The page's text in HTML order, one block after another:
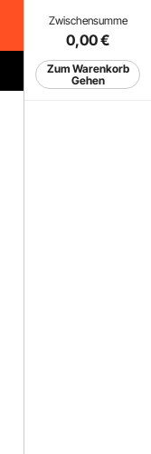
Zwischensumme
0,00€
Zum Warenkorb
Gehen